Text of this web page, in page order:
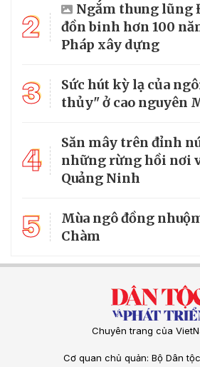
2
Ngắm thung lũng
đồn binh hơn 100
Pháp xây dựng
3
Sức hút kỳ lạ của
thủy" ở cao nguyên
4
Săn mây trên đỉnh
những rừng hồi nơi
Quảng Ninh
5
Mùa ngô đồng
Chàm
Chuyên trang của
Cơ quan chủ quản: Bộ Dân